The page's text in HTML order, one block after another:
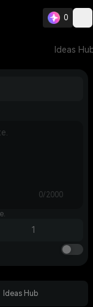
0
Ideas
0/2000
1
Ideas Hub